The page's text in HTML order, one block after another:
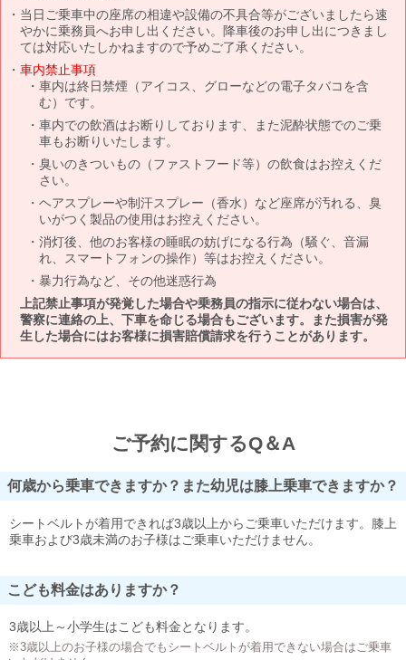
当日ご乗車中の座席の相違や設備の不具合等がございましたら速
やかに乗務員へお申し出ください。降車後のお申し出につきまし
ては対応いたしかねますので予めご了承ください。
車内禁止事項
車内は終日禁煙（アイコス、グローなどの電子タバコを含
む）です。
車内での飲酒はお断りしております、また泥酔状態でのご乗
車もお断りいたします。
臭いのきついもの（ファストフード等）の飲食はお控えくだ
さい。
ヘアスプレーや制汗スプレー（香水）など座席が汚れる、臭
いがつく製品の使用はお控えください。
消灯後、他のお客様の睡眠の妨げになる行為（騒ぐ、音漏
れ、スマートフォンの操作）等はお控えください。
暴力行為など、その他迷惑行為
上記禁止事項が発覚した場合や乗務員の指示に従わない場合は、
警察に連絡の上、下車を命じる場合もございます。また損害が発
生した場合にはお客様に損害賠償請求を行うことがあります。
ご予約に関するQ＆A
何歳から乗車できますか？また幼児は膝上乗車できますか？
シートベルトが着用できれば3歳以上からご乗車いただけます。膝上
乗車および3歳未満のお子様はご乗車いただけません。
こども料金はありますか？
3歳以上～小学生はこども料金となります。
※3歳以上のお子様の場合でもシートベルトが着用できない場合はご乗車